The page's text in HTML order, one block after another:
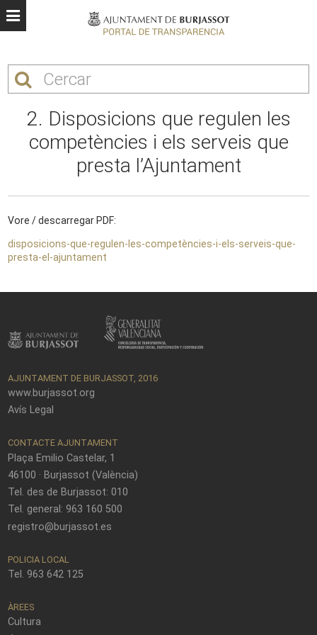
2. Disposicions que regulen les
competències i els serveis que
presta l’Ajuntament
Vore / descarregar PDF:
disposicions-que-regulen-les-competències-i-els-serveis-que-
presta-el-ajuntament
AJUNTAMENT DE BURJASSOT, 2016
www.burjassot.org
Avís Legal
CONTACTE AJUNTAMENT
Plaça Emilio Castelar, 1
46100 · Burjassot (València)
Tel. des de Burjassot: 010
Tel. general: 963 160 500
registro@burjassot.es
POLICIA LOCAL
Tel. 963 642 125
ÀREES
Cultura